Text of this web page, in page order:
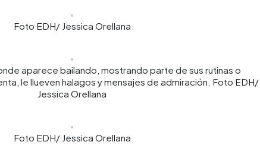
Foto EDH/ Jessica Orellana
aparece bailando, mostrando parte de sus rutinas o
le llueven halagos y mensajes de admiración. Foto EDH/
Jessica Orellana
Foto EDH/ Jessica Orellana